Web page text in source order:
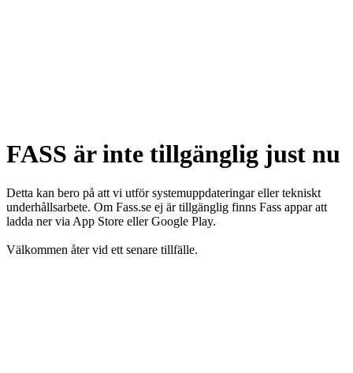
FASS är inte tillgänglig just nu
Detta kan bero på att vi utför systemuppdateringar eller tekniskt
underhållsarbete. Om Fass.se ej är tillgänglig finns Fass appar att
ladda ner via App Store eller Google Play.
Välkommen åter vid ett senare tillfälle.